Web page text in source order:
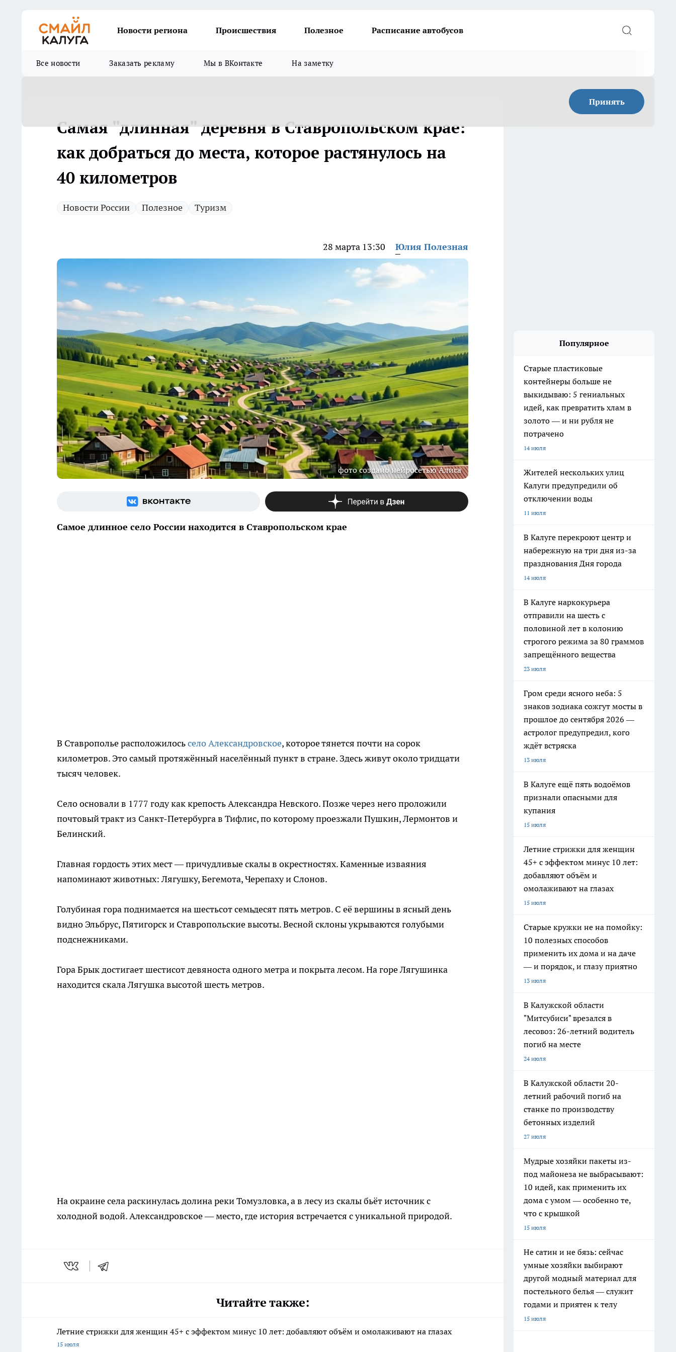
Новости региона Происшествия Полезное Расписание автобусов
Все новости Заказать рекламу Мы в ВКонтакте На заметку
Принять
Самая "длинная" деревня в Ставропольском крае:
как добраться до места, которое растянулось на
40 километров
Новости России Полезное Туризм
28 марта 13:30 Юлия Полезная
фото создано нейросетью Алиса
Самое длинное село России находится в Ставропольском крае
В Ставрополье расположилосьсело Александровское, которое тянется почти на сорок
километров. Это самый протяжённый населённый пункт в стране. Здесь живут около тридцати
тысяч человек.
Село основали в 1777 году как крепость Александра Невского. Позже через него проложили
почтовый тракт из Санкт-Петербурга в Тифлис, по которому проезжали Пушкин, Лермонтов и
Белинский.
Главная гордость этих мест — причудливые скалы в окрестностях. Каменные изваяния
напоминают животных: Лягушку, Бегемота, Черепаху и Слонов.
Голубиная гора поднимается на шестьсот семьдесят пять метров. С её вершины в ясный день
видно Эльбрус, Пятигорск и Ставропольские высоты. Весной склоны укрываются голубыми
подснежниками.
Гора Брык достигает шестисот девяноста одного метра и покрыта лесом. На горе Лягушинка
находится скала Лягушка высотой шесть метров.
На окраине села раскинулась долина реки Томузловка, а в лесу из скалы бьёт источник с
холодной водой. Александровское — место, где история встречается с уникальной природой.
Читайте также:
Летние стрижки для женщин 45+ с эффектом минус 10 лет: добавляют объём и омолаживают на глазах
15 июля
Популярное
Старые пластиковые
контейнеры больше не
выкидываю: 5 гениальных
идей, как превратить хлам в
золото — и ни рубля не
потрачено
14 июля
Жителей нескольких улиц
Калуги предупредили об
отключении воды
11 июля
В Калуге перекроют центр и
набережную на три дня из-за
празднования Дня города
14 июля
В Калуге наркокурьера
отправили на шесть с
половиной лет в колонию
строгого режима за 80 граммов
запрещённого вещества
23 июля
Гром среди ясного неба: 5
знаков зодиака сожгут мосты в
прошлое до сентября 2026 —
астролог предупредил, кого
ждёт встряска
13 июля
В Калуге ещё пять водоёмов
признали опасными для
купания
15 июля
Летние стрижки для женщин
45+ с эффектом минус 10 лет:
добавляют объём и
омолаживают на глазах
15 июля
Старые кружки не на помойку:
10 полезных способов
применить их дома и на даче
— и порядок, и глазу приятно
13 июля
В Калужской области
"Митсубиси" врезался в
лесовоз: 26-летний водитель
погиб на месте
24 июля
В Калужской области 20-
летний рабочий погиб на
станке по производству
бетонных изделий
27 июля
Мудрые хозяйки пакеты из-
под майонеза не выбрасывают:
10 идей, как применить их
дома с умом — особенно те,
что с крышкой
15 июля
Не сатин и не бязь: сейчас
умные хозяйки выбирают
другой модный материал для
постельного белья — служит
годами и приятен к телу
15 июля